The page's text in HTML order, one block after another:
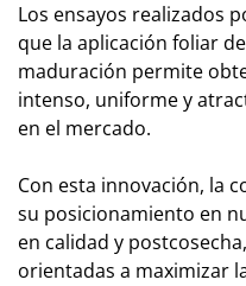
Los ensayos realizados
que la aplicación foliar
maduración permite
intenso, uniforme y
en el mercado.
Con esta innovación, la
su posicionamiento en
en calidad y
orientadas a maximizar